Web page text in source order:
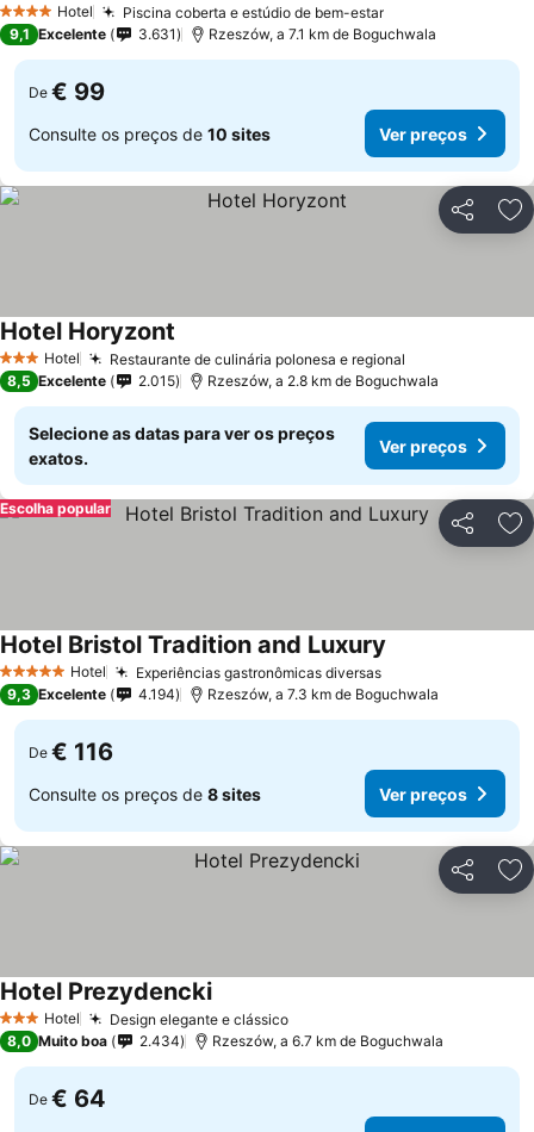
4 EstrelasHotel Piscina coberta e estúdio de bem-estar
9,1 Excelente 3.631 Rzeszów, a 7.1 km de Boguchwala
De € 99
Consulte os preços de 10 sites Ver preços
Partilhar
3 EstrelasHotel Restaurante de culinária polonesa e regional
Hotel Horyzont
8,5 Excelente 2.015 Rzeszów, a 2.8 km de Boguchwala
Selecione as datas para ver os preços
exatos.
Ver preços
Partilhar
Escolha popular
5 Estrelas Hotel Experiências gastronômicas diversas
Hotel Bristol Tradition and Luxury
9,3 Excelente 4.194 Rzeszów, a 7.3 km de Boguchwala
De € 116
Consulte os preços de 8 sites Ver preços
Partilhar
3 EstrelasHotel Design elegante e clássico
Hotel Prezydencki
8,0 Muito boa 2.434 Rzeszów, a 6.7 km de Boguchwala
De € 64